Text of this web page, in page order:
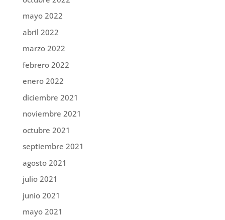
mayo 2022
abril 2022
marzo 2022
febrero 2022
enero 2022
diciembre 2021
noviembre 2021
octubre 2021
septiembre 2021
agosto 2021
julio 2021
junio 2021
mayo 2021